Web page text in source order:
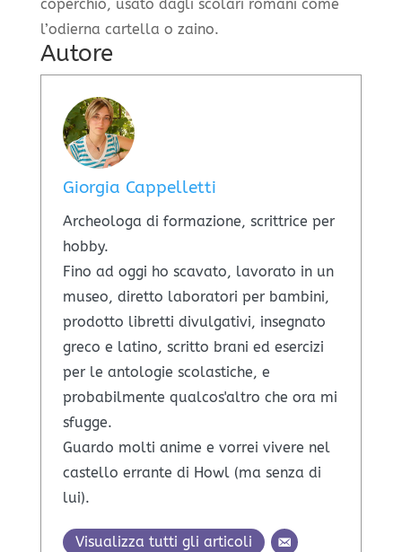
coperchio, usato dagli scolari romani come
l’odierna cartella o zaino.
Autore
Giorgia Cappelletti
Archeologa di formazione, scrittrice per
hobby.
Fino ad oggi ho scavato, lavorato in un
museo, diretto laboratori per bambini,
prodotto libretti divulgativi, insegnato
greco e latino, scritto brani ed esercizi
per le antologie scolastiche, e
probabilmente qualcos'altro che ora mi
sfugge.
Guardo molti anime e vorrei vivere nel
castello errante di Howl (ma senza di
lui).
Visualizza tutti gli articoli